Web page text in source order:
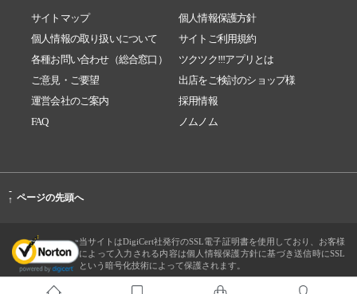
サイトマップ
個人情報保護方針
個人情報の取り扱いについて
サイトご利用規約
各種お問い合わせ（総合窓口）
ツクツク!!!アプリとは
ご意見・ご要望
出店をご検討のショップ様
運営会社のご案内
採用情報
FAQ
ノムノム
-
↑ ページの先頭へ
当サイトはDigiCert社発行のSSL電子証明書を使用しており、お客様
によって入力される内容は個人情報保護方針に基づき送信時にSSL
という暗号化技術によって保護されます。